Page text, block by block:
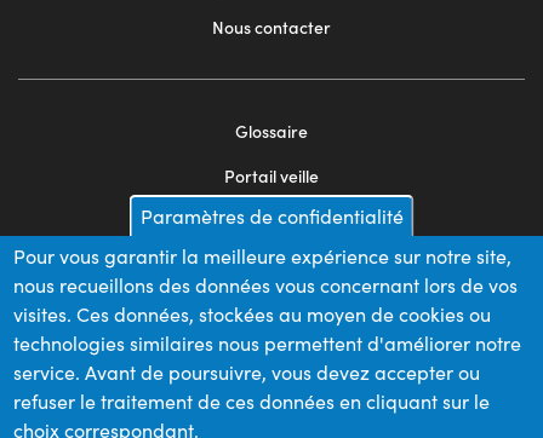
Nous contacter
2
Glossaire
Portail veille
Mentions légales
Appels d'offres
Plan du site
Nos financeurs
Paramètres de confidentialité
Pour vous garantir la meilleure expérience sur notre site,
nous recueillons des données vous concernant lors de vos
visites. Ces données, stockées au moyen de cookies ou
technologies similaires nous permettent d'améliorer notre
service. Avant de poursuivre, vous devez accepter ou
refuser le traitement de ces données en cliquant sur le
choix correspondant.